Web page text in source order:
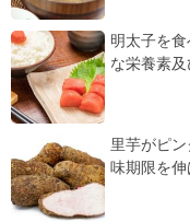
明太子を
な栄養素
里芋がピ
味期限を